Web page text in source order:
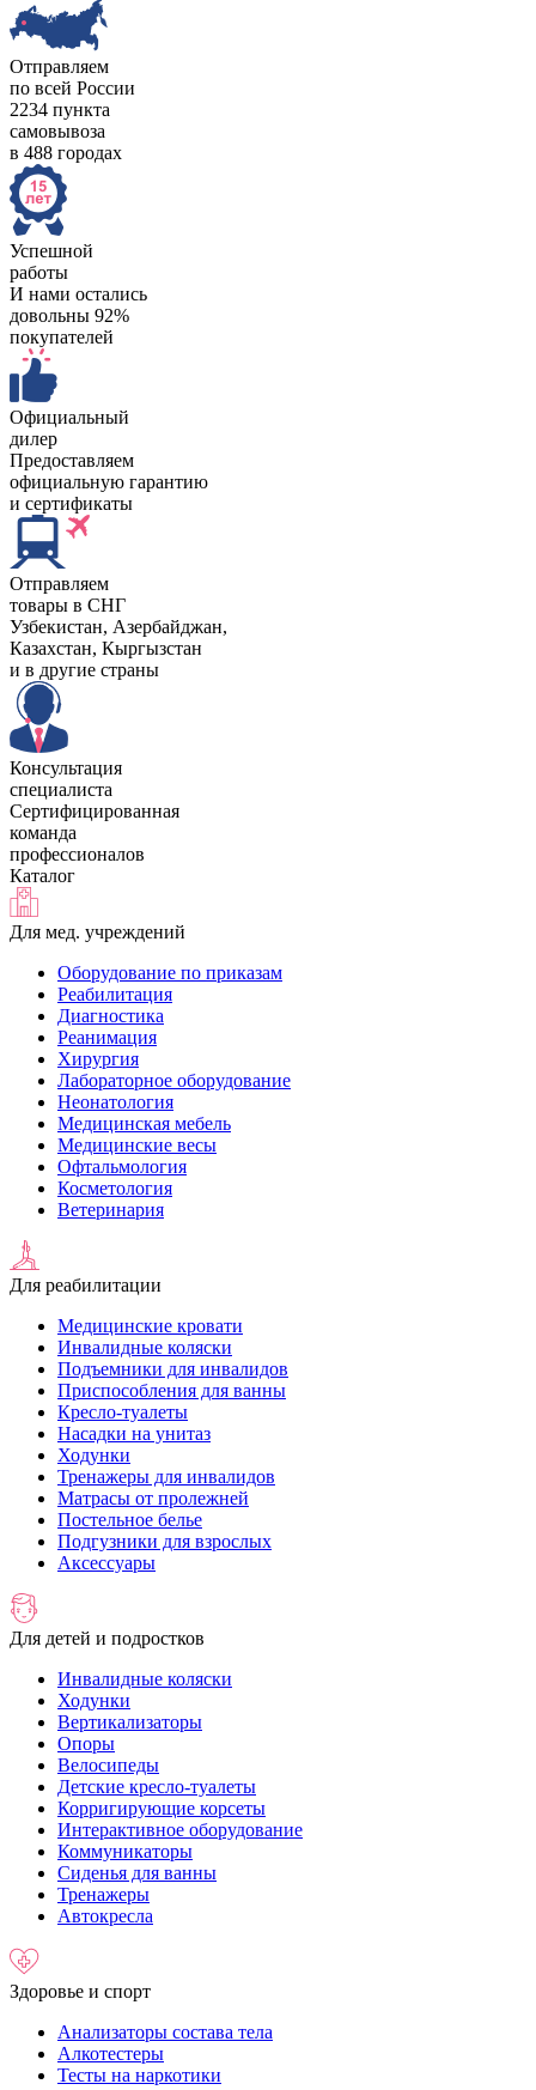
Отправляем
по всей России
2234 пункта
самовывоза
в 488 городах
Успешной
работы
И нами остались
довольны 92%
покупателей
Официальный
дилер
Предоставляем
официальную гарантию
и сертификаты
Отправляем
товары в СНГ
Узбекистан, Aзербайджан,
Казахстан, Кыргызстан
и в другие страны
Консультация
специалиста
Сертифицированная
команда
профессионалов
Каталог
Для мед. учреждений
Оборудование по приказам
Реабилитация
Диагностика
Реанимация
Хирургия
Лабораторное оборудование
Неонатология
Медицинская мебель
Медицинские весы
Офтальмология
Косметология
Ветеринария
Для реабилитации
Медицинские кровати
Инвалидные коляски
Подъемники для инвалидов
Приспособления для ванны
Кресло-туалеты
Насадки на унитаз
Ходунки
Тренажеры для инвалидов
Матрасы от пролежней
Постельное белье
Подгузники для взрослых
Аксессуары
Для детей и подростков
Инвалидные коляски
Ходунки
Вертикализаторы
Опоры
Велосипеды
Детские кресло-туалеты
Корригирующие корсеты
Интерактивное оборудование
Коммуникаторы
Сиденья для ванны
Тренажеры
Автокресла
Здоровье и спорт
Анализаторы состава тела
Алкотестеры
Тесты на наркотики